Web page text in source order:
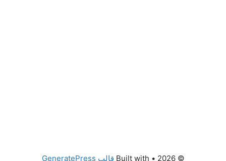
© 2026
• Built with قالب GeneratePress